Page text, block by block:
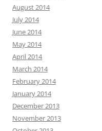
August 2014
July 2014
June 2014
May 2014
April 2014
March 2014
February 2014
January 2014
December 2013
November 2013